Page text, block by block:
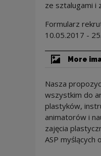
ze sztalugami i
Formularz
10.05.2017 -
More
Nasza
wszystkim do
plastyków,
animatorów i
zajęcia
ASP myślących